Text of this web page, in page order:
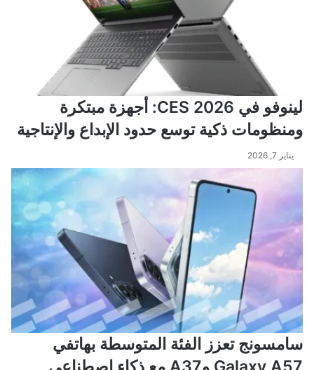
لينوفو في CES 2026: أجهزة مبتكرة
ومنظومات ذكية توسع حدود الإبداع والإنتاجية
يناير 7, 2026
سامسونج تعزز الفئة المتوسطة بهاتفي